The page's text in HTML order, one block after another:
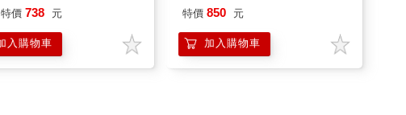
特價 738 元
入購物車
特價 850 元
加入購物車